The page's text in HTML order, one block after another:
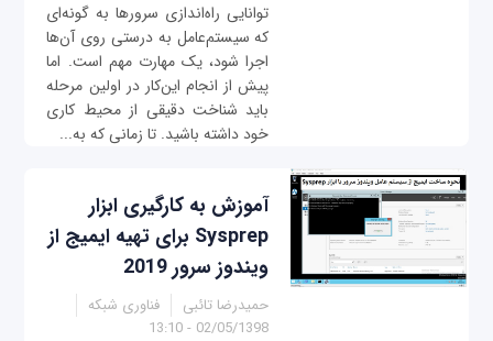
توانایی راه‌اندازی سرورها به گونه‌ای
که سیستم‌عامل به درستی روی آن‌ها
اجرا شود، یک مهارت مهم است. اما
پیش از انجام این‌کار در اولین مرحله
باید شناخت دقیقی از محیط کاری
خود داشته باشید. تا زمانی که به...
آموزش به کارگیری ابزار
Sysprep برای تهیه ایمیج از
ویندوز سرور 2019
حمیدرضا تائبی
فناوری شبکه
02/05/1398 - 13:10